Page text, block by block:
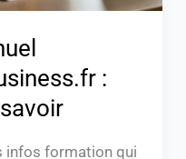
:
infos formation qui